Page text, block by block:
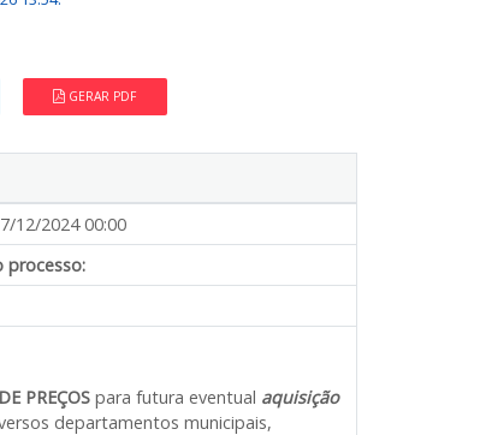
GERAR PDF
12/2024 00:00
processo:
PREÇOS para futura eventual aquisição
departamentos municipais,